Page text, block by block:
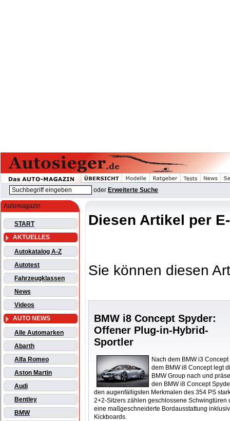
oder Erweiterte Suche
Automagazin
START
AKTUELLES
Autokatalog A-Z
Autotest
Fahrzeugklassen
News
Videos
AUTO NEWS
Alle Automarken
Abarth
Alfa Romeo
Aston Martin
Audi
Bentley
BMW
Diesen Artikel per
Sie können diesen
BMW i8 Concept Spyder:
Offener Plug-in-Hybrid-
Sportler
Nach dem BMW i3
dem BMW i8 Concept legt
BMW Group nach und
den BMW i8 Concept
den augenfälligsten Merkmalen des 354 PS
2+2-Sitzers zählen geschlossene Schwingtüren
eine maßgeschneiderte Bordausstattung
Kickboards.